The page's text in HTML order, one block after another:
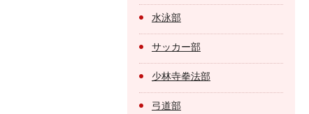
水泳部
サッカー部
少林寺拳法部
弓道部